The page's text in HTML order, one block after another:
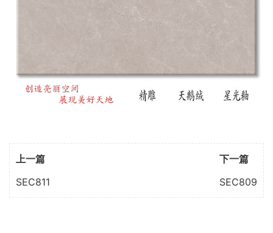
上一篇
SEC811
下一篇
SEC809